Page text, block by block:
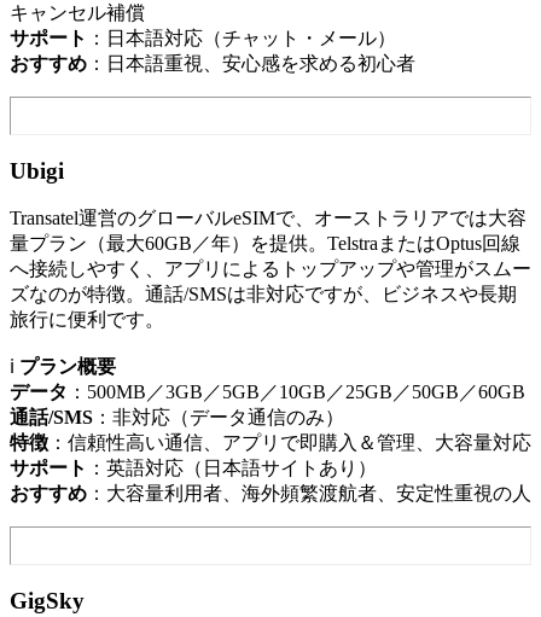
キャンセル補償
サポート ：日本語対応（チャット・メール）
おすすめ ：日本語重視、安心感を求める初心者
Ubigi
Transatel運営のグローバルeSIMで、オーストラリアでは大容
量プラン（最大60GB／年）を提供。TelstraまたはOptus回線
へ接続しやすく、アプリによるトップアップや管理がスムー
ズなのが特徴。通話/SMSは非対応ですが、ビジネスや長期
旅行に便利です。
ℹ️ プラン概要
データ ：500MB／3GB／5GB／10GB／25GB／50GB／60GB
通話/SMS ：非対応（データ通信のみ）
特徴 ：信頼性高い通信、アプリで即購入＆管理、大容量対応
サポート ：英語対応（日本語サイトあり）
おすすめ ：大容量利用者、海外頻繁渡航者、安定性重視の人
GigSky